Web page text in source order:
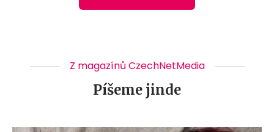
Z magazínů CzechNetMedia
Píšeme jinde